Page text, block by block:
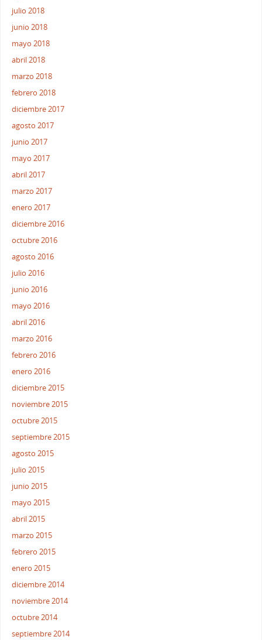
julio 2018
junio 2018
mayo 2018
abril 2018
marzo 2018
febrero 2018
diciembre 2017
agosto 2017
junio 2017
mayo 2017
abril 2017
marzo 2017
enero 2017
diciembre 2016
octubre 2016
agosto 2016
julio 2016
junio 2016
mayo 2016
abril 2016
marzo 2016
febrero 2016
enero 2016
diciembre 2015
noviembre 2015
octubre 2015
septiembre 2015
agosto 2015
julio 2015
junio 2015
mayo 2015
abril 2015
marzo 2015
febrero 2015
enero 2015
diciembre 2014
noviembre 2014
octubre 2014
septiembre 2014